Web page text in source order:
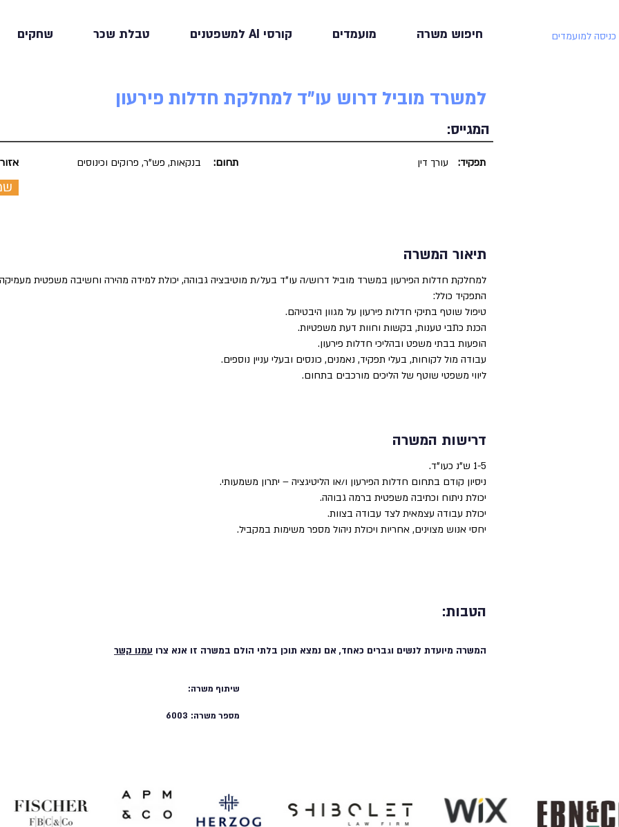
חיפוש משרה מועמדים קורסי AI למשפטנים טבלת שכר שחקים כניסה למועמדים
למשרד מוביל דרוש עו"ד למחלקת חדלות פירעון
המגייס:
בנקאות, פש"ר, פרוקים וכינוסים תחום: עורך דין תפקיד:
תיאור המשרה
למחלקת חדלות הפירעון במשרד מוביל דרוש/ה עו"ד בעל/ת מוטיבציה גבוהה, יכולת למידה מהירה וחשיבה משפטית
התפקיד כולל:
טיפול שוטף בתיקי חדלות פירעון על מגוון היבטיהם.
הכנת כתבי טענות, בקשות וחוות דעת משפטיות.
הופעות בבתי משפט ובהליכי חדלות פירעון.
עבודה מול לקוחות, בעלי תפקיד, נאמנים, כונסים ובעלי עניין נוספים.
ליווי משפטי שוטף של הליכים מורכבים בתחום.
דרישות המשרה
1-5 ש"נ כעו"ד.
ניסיון קודם בתחום חדלות הפירעון ו/או הליטיגציה – יתרון משמעותי.
יכולת ניתוח וכתיבה משפטית ברמה גבוהה.
יכולת עבודה עצמאית לצד עבודה בצוות.
יחסי אנוש מצוינים, אחריות ויכולת ניהול מספר משימות במקביל.
הטבות:
המשרה מיועדת לנשים וגברים כאחד, אם נמצא תוכן בלתי הולם במשרה זו אנא צרו עמנו קשר
שיתוף משרה:
6003 מספר משרה: